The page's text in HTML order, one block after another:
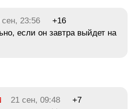
сен, 23:56
+16
если он завтра выйдет на
21 сен, 09:48
+7